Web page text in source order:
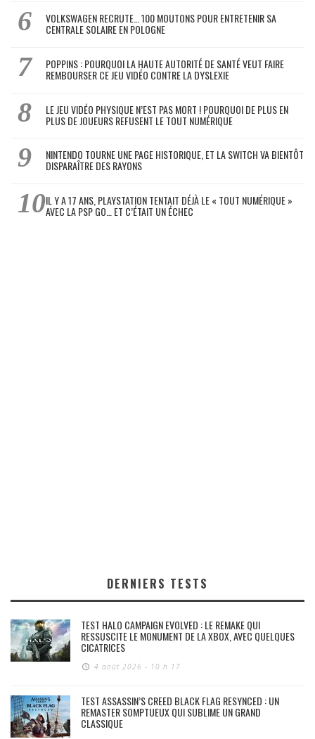
VOLKSWAGEN RECRUTE… 100 MOUTONS POUR ENTRETENIR SA
CENTRALE SOLAIRE EN POLOGNE
POPPINS : POURQUOI LA HAUTE AUTORITÉ DE SANTÉ VEUT FAIRE
REMBOURSER CE JEU VIDÉO CONTRE LA DYSLEXIE
LE JEU VIDÉO PHYSIQUE N’EST PAS MORT ! POURQUOI DE PLUS EN
PLUS DE JOUEURS REFUSENT LE TOUT NUMÉRIQUE
NINTENDO TOURNE UNE PAGE HISTORIQUE, ET LA SWITCH VA BIENTÔT
DISPARAÎTRE DES RAYONS
IL Y A 17 ANS, PLAYSTATION TENTAIT DÉJÀ LE « TOUT NUMÉRIQUE »
AVEC LA PSP GO… ET C’ÉTAIT UN ÉCHEC
DERNIERS TESTS
TEST HALO CAMPAIGN EVOLVED : LE REMAKE QUI
RESSUSCITE LE MONUMENT DE LA XBOX, AVEC QUELQUES
CICATRICES
4 août 2026 - 10 h 17
TEST ASSASSIN’S CREED BLACK FLAG RESYNCED : UN
REMASTER SOMPTUEUX QUI SUBLIME UN GRAND
CLASSIQUE